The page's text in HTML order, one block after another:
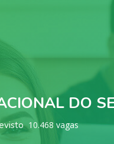
DO
10.468 vagas